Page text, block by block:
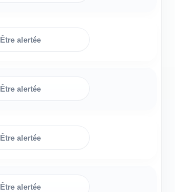
Être alertée
Être alertée
Être alertée
Être alertée